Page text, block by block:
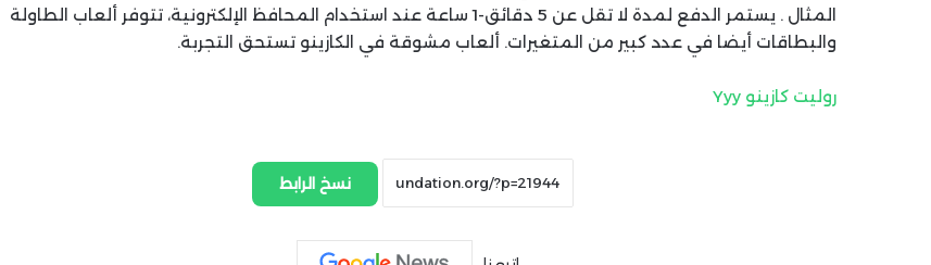
المثال . يستمر الدفع لمدة لا تقل عن 5 دقائق-1 ساعة عند استخدام المحافظ الإلكترونية، تتوفر ألعاب الطاولة
والبطاقات أيضا في عدد كبير من المتغيرات. ألعاب مشوقة في الكازينو تستحق التجربة.
روليت كازينو Yyy
نسخ الرابط